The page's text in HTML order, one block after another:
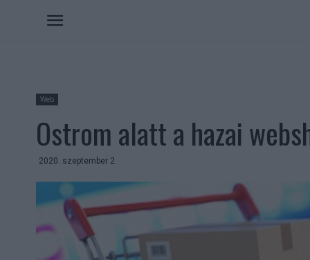
Web
Ostrom alatt a hazai
2020. szeptember 2.